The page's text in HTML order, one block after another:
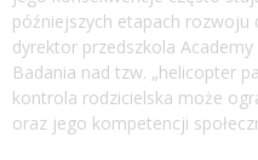
późniejszych etapach rozwoju
dyrektor przedszkola
Badania nad tzw. „helicopter
kontrola rodzicielska może
oraz jego kompetencji